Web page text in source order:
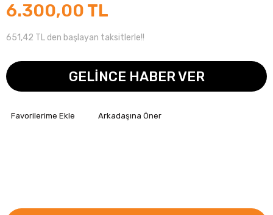
6.300,00 TL
651,42 TL den başlayan taksitlerle!!
GELİNCE HABER VER
Arkadaşına Öner